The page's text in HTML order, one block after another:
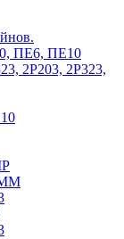
ПЕ6, ПЕ10
2Р203, 2Р323,